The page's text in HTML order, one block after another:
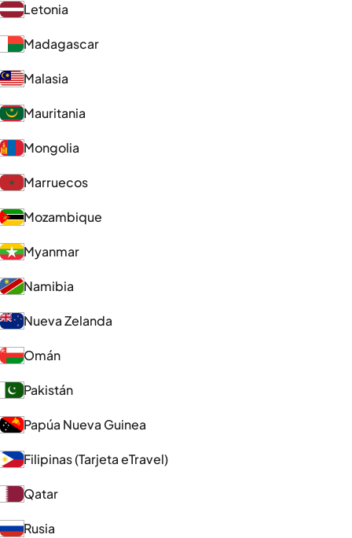
Letonia
Madagascar
Malasia
Mauritania
Mongolia
Marruecos
Mozambique
Myanmar
Namibia
Nueva Zelanda
Omán
Pakistán
Papúa Nueva Guinea
Filipinas (Tarjeta eTravel)
Qatar
Rusia